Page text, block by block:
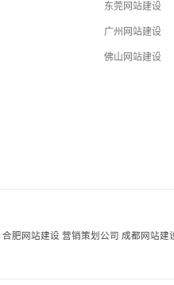
东莞网站建设
广州网站建设
佛山网站建设
合肥网站建设 营销策划公司 成都网站建